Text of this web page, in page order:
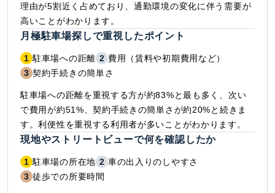
理由が5割近く占めており、通勤環境の変化に伴う需要が
高いことがわかります。
月極駐車場探しで重視したポイント
1 駐車場への距離 2 費用（賃料や初期費用など）
3 契約手続きの簡単さ
駐車場への距離を重視する方が約83%と最も多く、次い
で費用が約51%、契約手続きの簡単さが約20%と続きま
す。利便性を重視する利用者が多いことがわかります。
現地やストリートビューで何を確認したか
1 駐車場の所在地 2 車の出入りのしやすさ
3 徒歩での所要時間